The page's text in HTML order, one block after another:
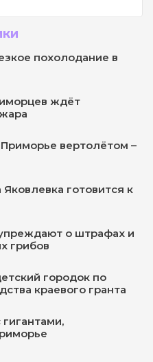
похолодание в
ждёт
вертолётом –
готовится к
о штрафах и
грибов
городок по
краевого гранта